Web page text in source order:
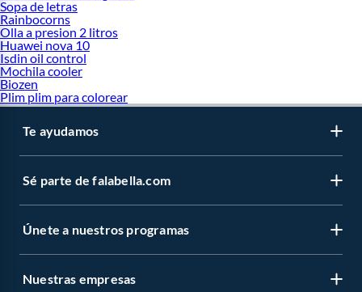
Sopa de letras
Rainbocorns
Olla a presion 2 litros
Huawei nova 10
Isdin oil control
Mochila cooler
Biozen
Plim plim para colorear
Te ayudamos
Sé parte de falabella.com
Únete a nuestros programas
Nuestras empresas